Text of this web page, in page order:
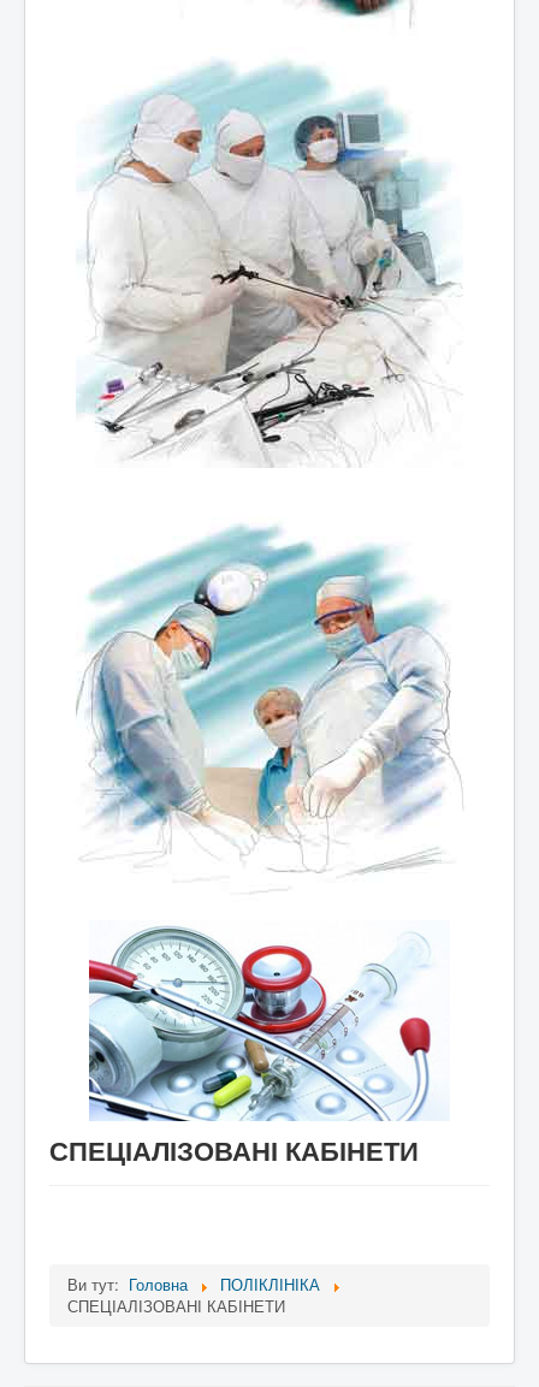
СПЕЦІАЛІЗОВАНІ КАБІНЕТИ
Ви тут: Головна
ПОЛІКЛІНІКА
СПЕЦІАЛІЗОВАНІ КАБІНЕТИ